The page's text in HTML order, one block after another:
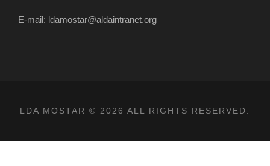
E-mail: ldamostar@aldaintranet.org
LDA MOSTAR © 2026 ALL RIGHTS RESERVED.